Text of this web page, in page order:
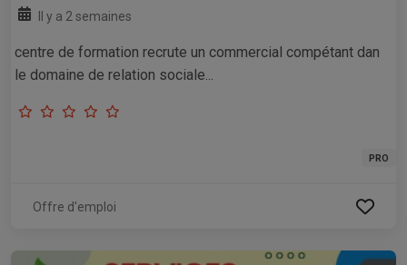
Il y a 2 semaines
centre de formation recrute un commercial compétant dan
le domaine de relation sociale...
PRO
Offre d'emploi